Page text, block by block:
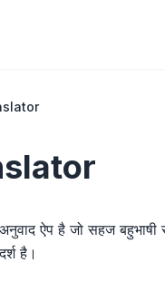
ऐप है जो सहज बहुभाषी
है।